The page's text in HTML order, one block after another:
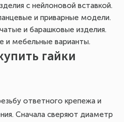
с нейлоновой вставкой.
и приварные модели.
и барашковые изделия.
и мебельные варианты.
гайки
ответного крепежа и
Сначала сверяют диаметр